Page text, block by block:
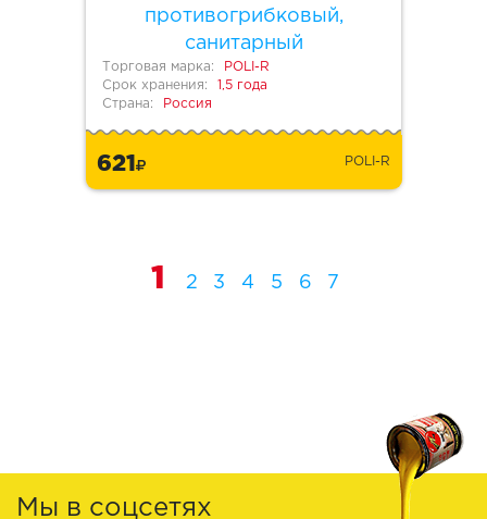
противогрибковый,
санитарный
Торговая марка:
POLI-R
Срок хранения:
1,5 года
Страна:
Россия
621 POLI-R
1 2 3 4 5 6 7
Мы в соцсетях